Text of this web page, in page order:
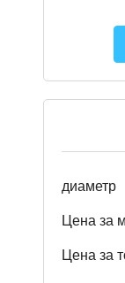
диаметр
Цена за
Цена за